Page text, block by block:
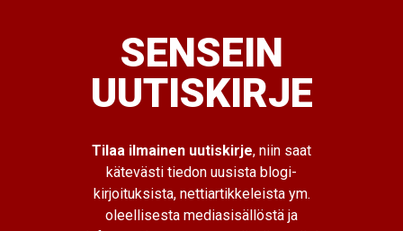
SENSEIN
UUTISKIRJE
Tilaa ilmainen uutiskirje, niin saat
kätevästi tiedon uusista blogi-
kirjoituksista, nettiartikkeleista ym.
oleellisesta mediasisällöstä ja